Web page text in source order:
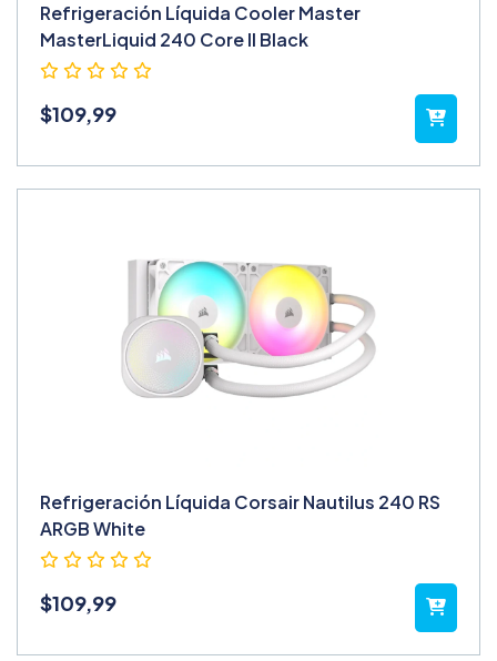
Refrigeración Líquida Cooler Master
MasterLiquid 240 Core II Black
$109,99
Refrigeración Líquida Corsair Nautilus 240 RS
ARGB White
$109,99